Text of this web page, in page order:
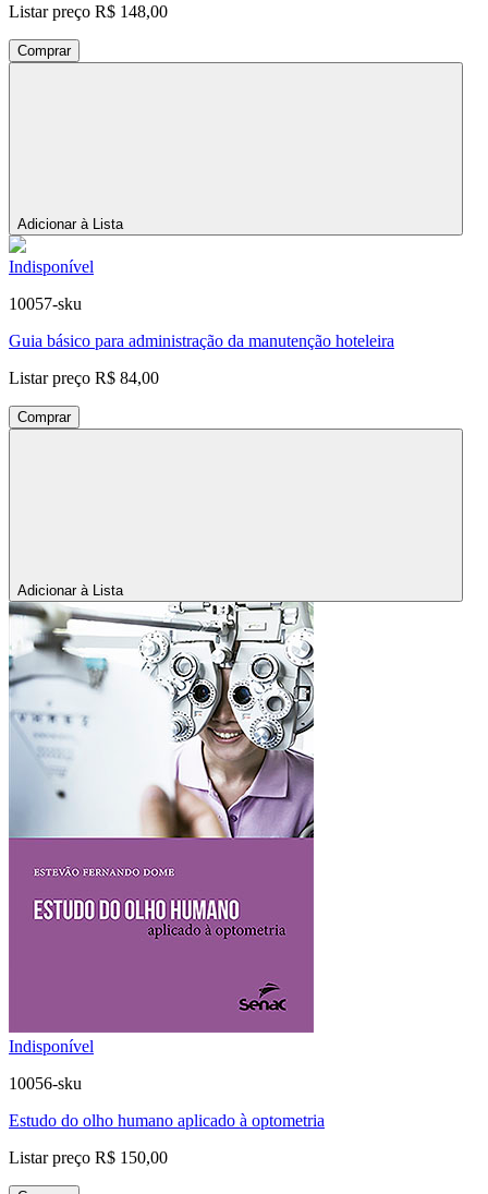
Listar preço R$ 148,00
Comprar
Adicionar à Lista
Indisponível
10057-sku
Guia básico para administração da manutenção hoteleira
Listar preço R$ 84,00
Comprar
Adicionar à Lista
Indisponível
10056-sku
Estudo do olho humano aplicado à optometria
Listar preço R$ 150,00